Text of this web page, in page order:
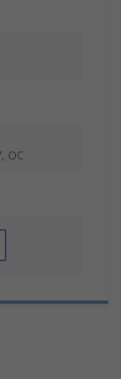
OC